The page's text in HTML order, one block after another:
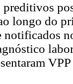
preditivos
longo do
notificados